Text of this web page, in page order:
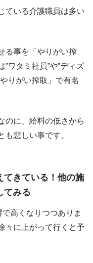
ている介護職員は多い
る事を「やりがい搾
ワタミ社員”や”ディズ
りがい搾取」で有名
のに、給料の低さから
悲しい事です。
てきている！他の施
てみる
高くなりつつありま
々に上がって行くと予